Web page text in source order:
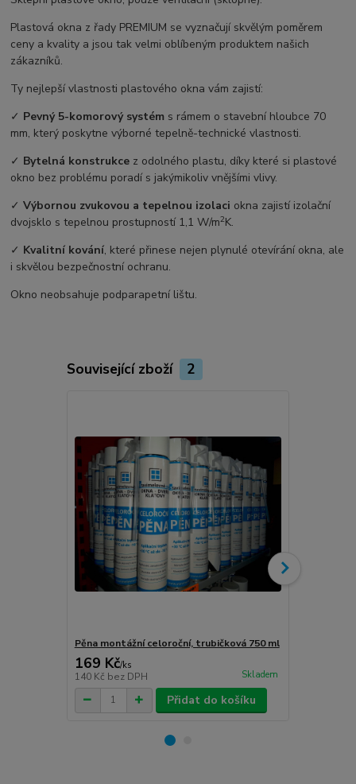
Plastová okna z řady PREMIUM se vyznačují skvělým poměrem
ceny a kvality a jsou tak velmi oblíbeným produktem našich
zákazníků.
Ty nejlepší vlastnosti plastového okna vám zajistí:
✓ Pevný 5-komorový systém s rámem o stavební hloubce 70
mm, který poskytne výborné tepelně-technické vlastnosti.
✓ Bytelná konstrukce z odolného plastu, díky které si plastové
okno bez problému poradí s jakýmikoliv vnějšími vlivy.
✓Výbornou zvukovou a tepelnou izolaci okna zajistí izolační
dvojsklo s tepelnou prostupností 1,1 W/m2K.
✓ Kvalitní kování, které přinese nejen plynulé otevírání okna, ale
i skvělou bezpečnostní ochranu.
Okno neobsahuje podparapetní lištu.
Související zboží 2
Pěna montážní celoroční, trubičková 750 ml
169 Kč/ks
140 Kč bez DPH Skladem
Přidat do košíku